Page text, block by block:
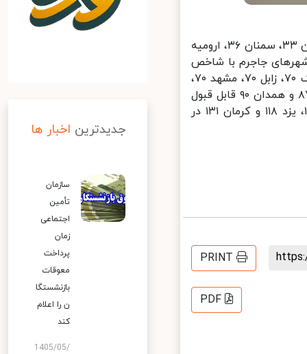
شهرام سپهرنیا روز یکشنبه افزود: هوای شهرهای اردبیل با شاخص ۳۰، گرگان ۳۳، سمنان ۳۶، ارومیه
شهرهای جاجرم با شاخص
۵۲، سنندج ۵۳، تبریز ۵۴، زنجان ۵۴، ایلام ۵۶، یاسوج ۶۳، بوشهر ۶۸، آبیک ۷۰، زابل ۷۰، مشهد ۷۰،
کرمانشاه ۷۱، کرج ۷۷، اراک ۷۹، اهواز ۸۱، شیراز ۸۱، شهرکرد ۸۵، خرم آباد ۸۷ و همدان ۹۰ قابل قبول
است. روز گذشته(شنبه) هوای شهرهای تهران با شاخص ۱۱۳، اصفهان ۱۱۴، یزد ۱۱۸ و کرمان ۱۳۱ در
PRINT
PDF
جدیدترین اخبار ها
سازمان
تأمین
اجتماعی
زمان
پرداخت
معوقات
بازنشستگا
ن را اعلام
کند
1405/05/